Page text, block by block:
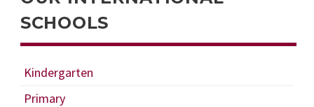
SCHOOLS
Kindergarten
Primary